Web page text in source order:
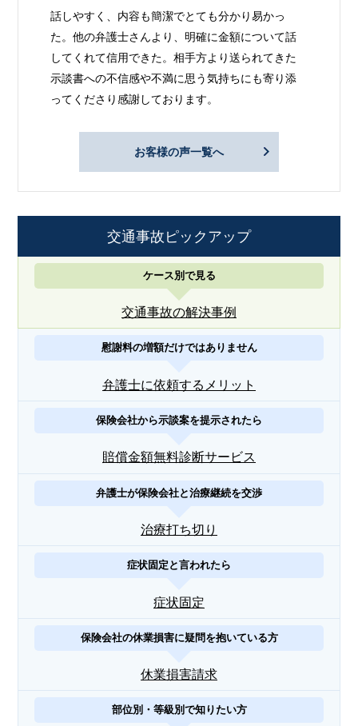
話しやすく、内容も簡潔でとても分かり易かっ
た。他の弁護士さんより、明確に金額について話
してくれて信用できた。相手方より送られてきた
示談書への不信感や不満に思う気持ちにも寄り添
ってくださり感謝しております。
お客様の声一覧へ
交通事故ピックアップ
ケース別で見る
交通事故の解決事例
慰謝料の増額だけではありません
弁護士に依頼するメリット
保険会社から示談案を提示されたら
賠償金額無料診断サービス
弁護士が保険会社と治療継続を交渉
治療打ち切り
症状固定と言われたら
症状固定
保険会社の休業損害に疑問を抱いている方
休業損害請求
部位別・等級別で知りたい方